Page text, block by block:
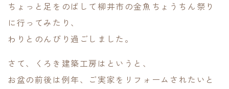
ちょっと足をのばして柳井市の金魚ちょうちん祭り
に行ってみたり、
わりとのんびり過ごしました。
さて、くろき建築工房はというと、
お盆の前後は例年、ご実家をリフォームされたいと